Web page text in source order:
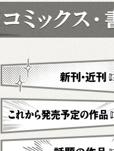
新刊・近刊
これから発売予定